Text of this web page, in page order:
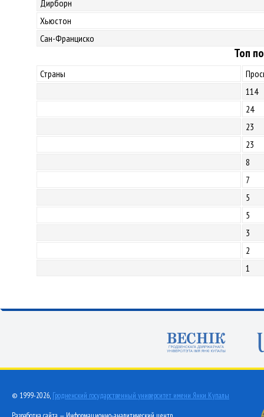
Дирборн
Хьюстон
Сан-Франциско
Топ
Страны
114
24
23
23
8
7
5
5
3
2
1
© 1999-2026, Гродненский государственный университет имени Янки Купалы